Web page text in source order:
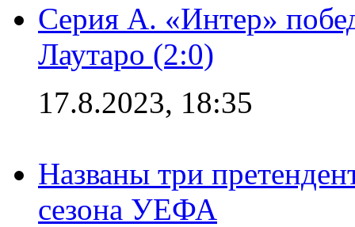
Серия А. «Интер»
Лаутаро (2:0)
17.8.2023, 18:35
Названы три
сезона УЕФА